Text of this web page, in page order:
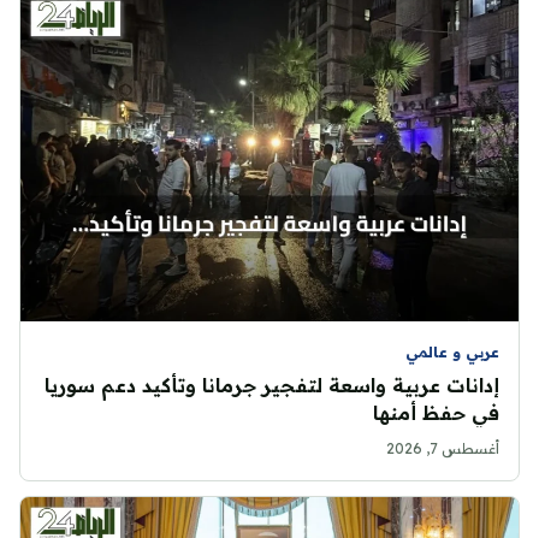
عربي و عالمي
إدانات عربية واسعة لتفجير جرمانا وتأكيد دعم سوريا
في حفظ أمنها
أغسطس 7, 2026